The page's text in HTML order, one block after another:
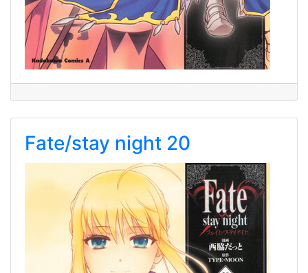
Fate/stay night 20